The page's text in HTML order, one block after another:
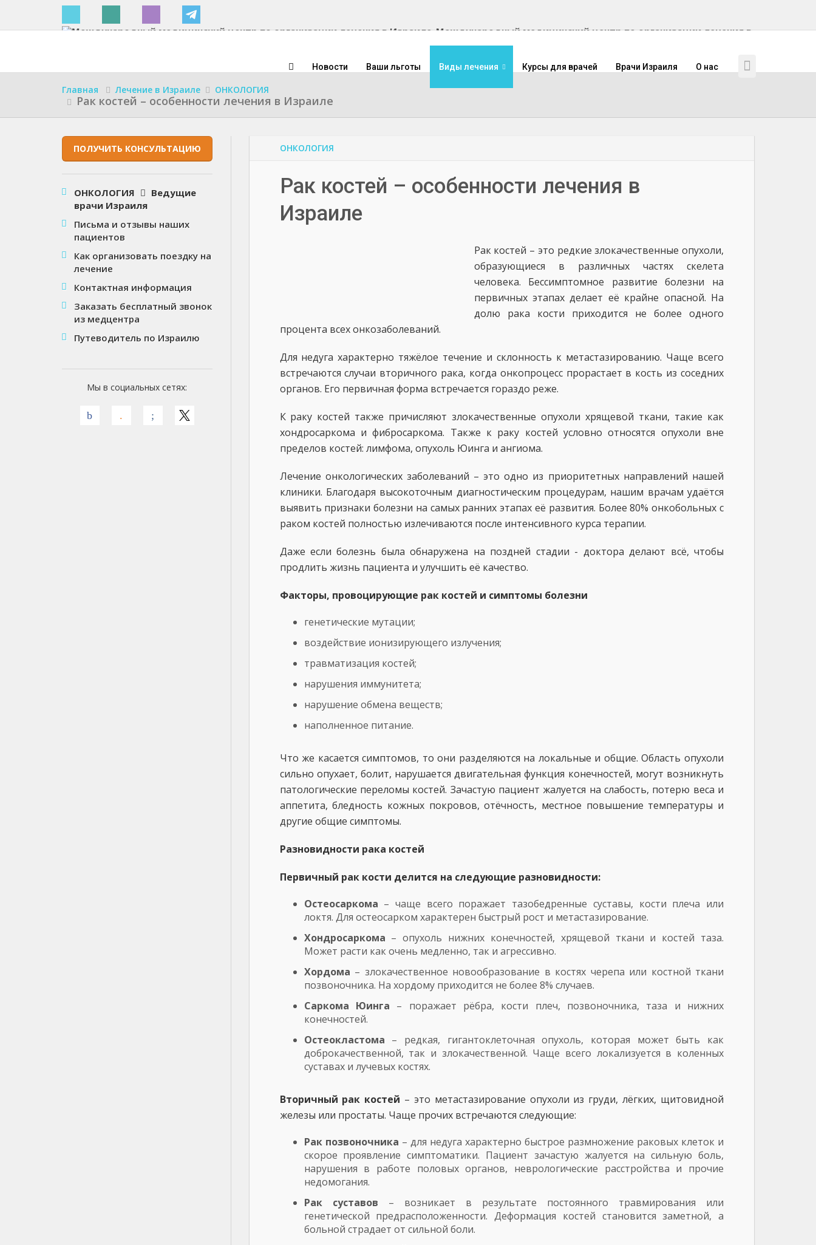
Международный медицинский центр по организации лечения в
Новости Ваши льготы Виды лечения Курсы для врачей Врачи Израиля О нас
Главная Лечение в Израиле ОНКОЛОГИЯ
Рак костей – особенности лечения в Израиле
ПОЛУЧИТЬ КОНСУЛЬТАЦИЮ
ОНКОЛОГИЯ
Ведущие
врачи Израиля
Письма и отзывы наших
пациентов
Как организовать поездку на
лечение
Контактная информация
Заказать бесплатный звонок
из медцентра
Путеводитель по Израилю
Мы в социальных сетях:
ОНКОЛОГИЯ
Рак костей – особенности лечения в
Израиле
Рак костей – это редкие злокачественные опухоли,
образующиеся в различных частях скелета
человека. Бессимптомное развитие болезни на
первичных этапах делает её крайне опасной. На
долю рака кости приходится не более одного
процента всех онкозаболеваний.
Для недуга характерно тяжёлое течение и склонность к метастазированию. Чаще всего
встречаются случаи вторичного рака, когда онкопроцесс прорастает в кость из соседних
органов. Его первичная форма встречается гораздо реже.
К раку костей также причисляют злокачественные опухоли хрящевой ткани, такие как
хондросаркома и фибросаркома. Также к раку костей условно относятся опухоли вне
пределов костей: лимфома, опухоль Юинга и ангиома.
Лечение онкологических заболеваний – это одно из приоритетных направлений нашей
клиники. Благодаря высокоточным диагностическим процедурам, нашим врачам удаётся
выявить признаки болезни на самых ранних этапах её развития. Более 80% онкобольных с
раком костей полностью излечиваются после интенсивного курса терапии.
Даже если болезнь была обнаружена на поздней стадии - доктора делают всё, чтобы
продлить жизнь пациента и улучшить её качество.
Факторы, провоцирующие рак костей и симптомы болезни
генетические мутации;
воздействие ионизирующего излучения;
травматизация костей;
нарушения иммунитета;
нарушение обмена веществ;
наполненное питание.
Что же касается симптомов, то они разделяются на локальные и общие. Область опухоли
сильно опухает, болит, нарушается двигательная функция конечностей, могут возникнуть
патологические переломы костей. Зачастую пациент жалуется на слабость, потерю веса и
аппетита, бледность кожных покровов, отёчность, местное повышение температуры и
другие общие симптомы.
Разновидности рака костей
Первичный рак кости делится на следующие разновидности:
Остеосаркома – чаще всего поражает тазобедренные суставы, кости плеча или
локтя. Для остеосарком характерен быстрый рост и метастазирование.
Хондросаркома – опухоль нижних конечностей, хрящевой ткани и костей таза.
Может расти как очень медленно, так и агрессивно.
Хордома – злокачественное новообразование в костях черепа или костной ткани
позвоночника. На хордому приходится не более 8% случаев.
Саркома Юинга – поражает рёбра, кости плеч, позвоночника, таза и нижних
конечностей.
Остеокластома – редкая, гигантоклеточная опухоль, которая может быть как
доброкачественной, так и злокачественной. Чаще всего локализуется в коленных
суставах и лучевых костях.
Вторичный рак костей – это метастазирование опухоли из груди, лёгких, щитовидной
железы или простаты. Чаще прочих встречаются следующие:
Рак позвоночника – для недуга характерно быстрое размножение раковых клеток и
скорое проявление симптоматики. Пациент зачастую жалуется на сильную боль,
нарушения в работе половых органов, неврологические расстройства и прочие
недомогания.
Рак суставов – возникает в результате постоянного травмирования или
генетической предрасположенности. Деформация костей становится заметной, а
больной страдает от сильной боли.